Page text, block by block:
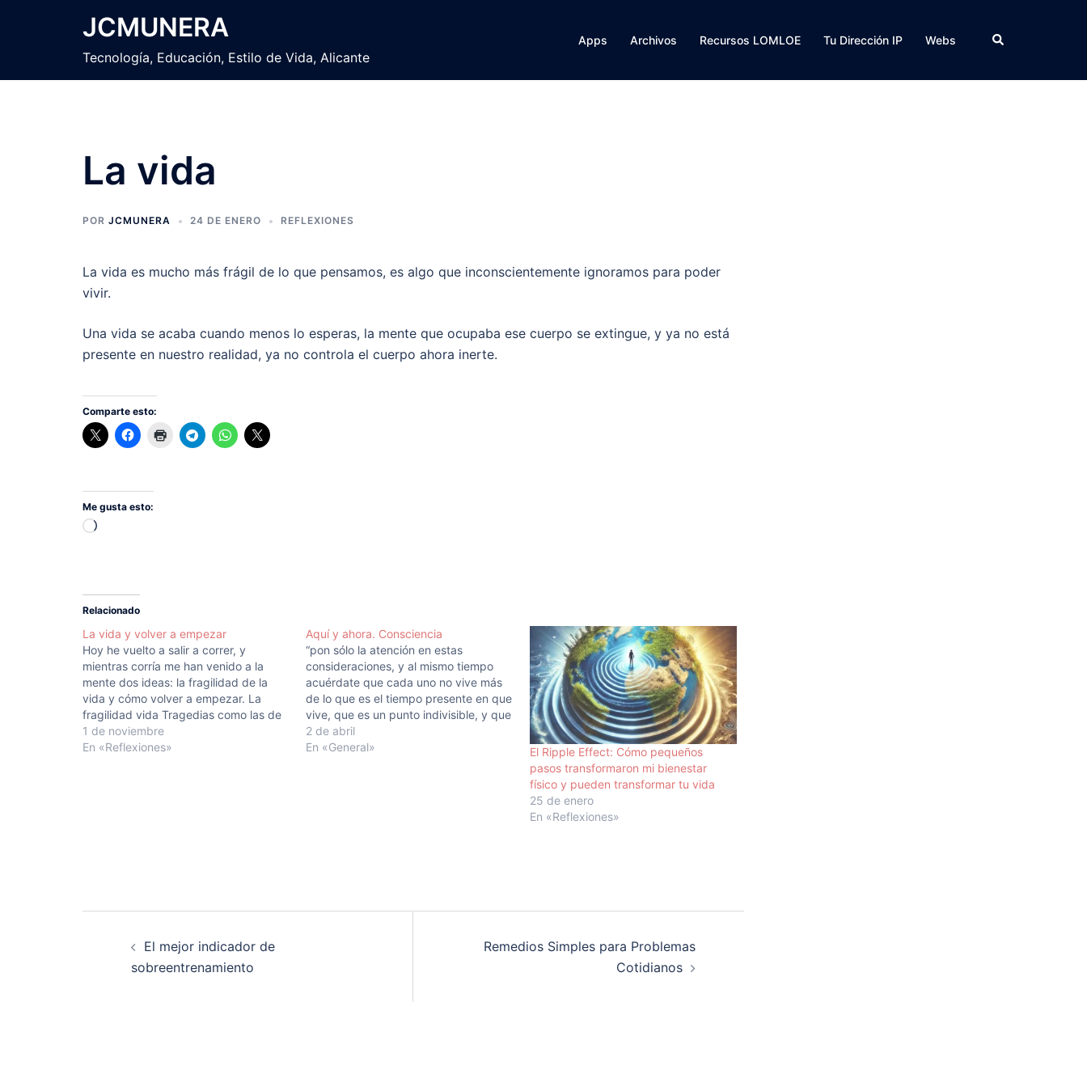
JCMUNERA
Tecnología, Educación, Estilo de Vida, Alicante
Apps Archivos Recursos LOMLOE Tu Dirección IP Webs Buscar
La vida
POR JCMUNERA 24 DE ENERO REFLEXIONES
La vida es mucho más frágil de lo que pensamos, es algo que inconscientemente ignoramos para poder
vivir.
Una vida se acaba cuando menos lo esperas, la mente que ocupaba ese cuerpo se extingue, y ya no está
presente en nuestro realidad, ya no controla el cuerpo ahora inerte.
Comparte esto:
Me gusta esto:
Cargando...
Relacionado
La vida y volver a empezar
Hoy he vuelto a salir a correr, y
mientras corría me han venido a la
mente dos ideas: la fragilidad de la
vida y cómo volver a empezar. La
fragilidad vida Tragedias como las de
la Dana de Valencia, me hacen
reflexionar sobre el milagro de la vida,
1 de noviembre
En «Reflexiones»
Aquí y ahora. Consciencia
“pon sólo la atención en estas
consideraciones, y al mismo tiempo
acuérdate que cada uno no vive más
de lo que es el tiempo presente en que
vive, que es un punto indivisible, y que
todo el resto de su vida, o ya lo acabó
de vivir, o es incierto…
2 de abril
En «General»
El Ripple Effect: Cómo pequeños
pasos transformaron mi bienestar
físico y pueden transformar tu vida
25 de enero
En «Reflexiones»
El mejor indicador de
sobreentrenamiento
Remedios Simples para Problemas
Cotidianos